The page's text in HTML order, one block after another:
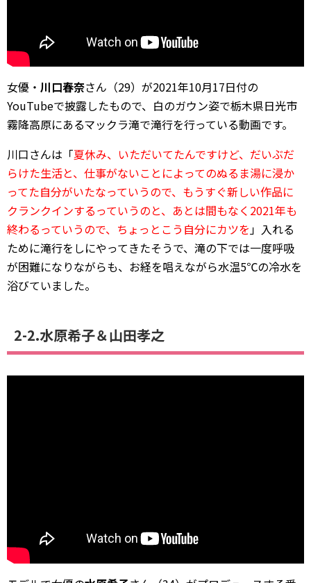
女優・ 川口春奈さん（29）が2021年10月17日付の
YouTubeで披露したもので、白のガウン姿で栃木県日光市
霧降高原にあるマックラ滝で滝行を行っている動画です。
川口さんは「夏休み、いただいてたんですけど、だいぶだ
らけた生活と、仕事がないことによってのぬるま湯に浸か
ってた自分がいたなっていうので、もうすぐ新しい作品に
クランクインするっていうのと、あとは間もなく2021年も
終わるっていうので、ちょっとこう自分にカツを」入れる
ために滝行をしにやってきたそうで、滝の下では一度呼吸
が困難になりながらも、お経を唱えながら水温5℃の冷水を
浴びていました。
2-2.水原希子＆山田孝之